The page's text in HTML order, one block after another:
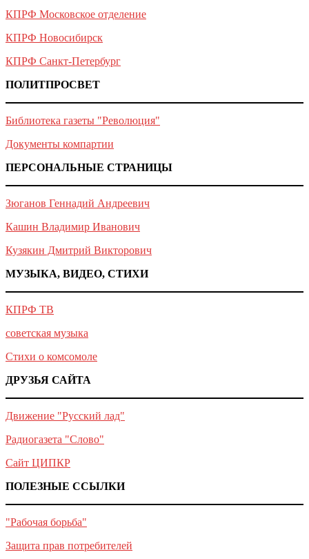
КПРФ Московское отделение
КПРФ Новосибирск
КПРФ Санкт-Петербург
ПОЛИТПРОСВЕТ
Библиотека газеты "Революция"
Документы компартии
ПЕРСОНАЛЬНЫЕ СТРАНИЦЫ
Зюганов Геннадий Андреевич
Кашин Владимир Иванович
Кузякин Дмитрий Викторович
МУЗЫКА, ВИДЕО, СТИХИ
КПРФ ТВ
советская музыка
Стихи о комсомоле
ДРУЗЬЯ САЙТА
Движение "Русский лад"
Радиогазета "Слово"
Сайт ЦИПКР
ПОЛЕЗНЫЕ ССЫЛКИ
"Рабочая борьба"
Защита прав потребителей